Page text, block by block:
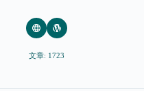
文章: 1723